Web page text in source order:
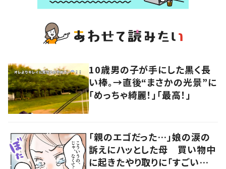
10歳男の子が手にした黒く長
い棒。→直後“まさかの光景”に
「めっちゃ綺麗！」「最高！」
「親のエゴだった…」娘の涙の
訴えにハッとした母 買い物中
に起きたやり取りに「すごい分